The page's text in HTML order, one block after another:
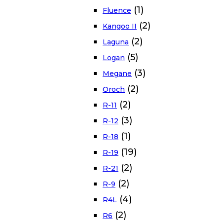
Fluence (1)
Kangoo II (2)
Laguna (2)
Logan (5)
Megane (3)
Oroch (2)
R-11 (2)
R-12 (3)
R-18 (1)
R-19 (19)
R-21 (2)
R-9 (2)
R4L (4)
R6 (2)